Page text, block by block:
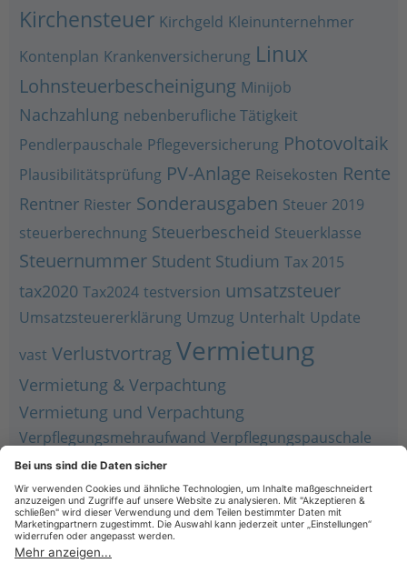
Kirchensteuer Kirchgeld Kleinunternehmer
Kontenplan Krankenversicherung Linux
Lohnsteuerbescheinigung Minijob
Nachzahlung nebenberufliche Tätigkeit
Pendlerpauschale Pflegeversicherung Photovoltaik
Plausibilitätsprüfung PV-Anlage Reisekosten Rente
Rentner Riester Sonderausgaben Steuer 2019
steuerberechnung Steuerbescheid Steuerklasse
Steuernummer Student Studium Tax 2015
tax2020 Tax2024 testversion umsatzsteuer
Umsatzsteuererklärung Umzug Unterhalt Update
vast VerlustvortragVermietung
Vermietung & Verpachtung
Vermietung und Verpachtung
Verpflegungsmehraufwand Verpflegungspauschale
Vorjahr Werbungskosten
Werbungskostenpauschale Wine
Zusammenveranlagung